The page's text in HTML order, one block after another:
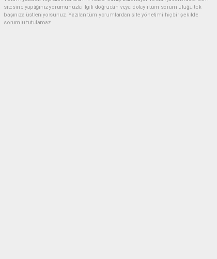
sitesine yaptığınız yorumunuzla ilgili doğrudan veya dolaylı tüm sorumluluğu tek
başınıza üstleniyorsunuz. Yazılan tüm yorumlardan site yönetimi hiçbir şekilde
sorumlu tutulamaz.